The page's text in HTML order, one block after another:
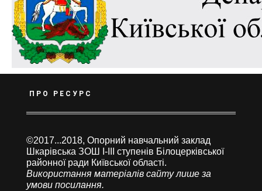
ПРО РЕСУРС
©2017...2018, Опорний навчальний заклад
Шкарівська ЗОШ І-ІІІ ступенів Білоцерківської
районної ради Київської області.
Використання матеріалів сайту лише за
умови посилання.